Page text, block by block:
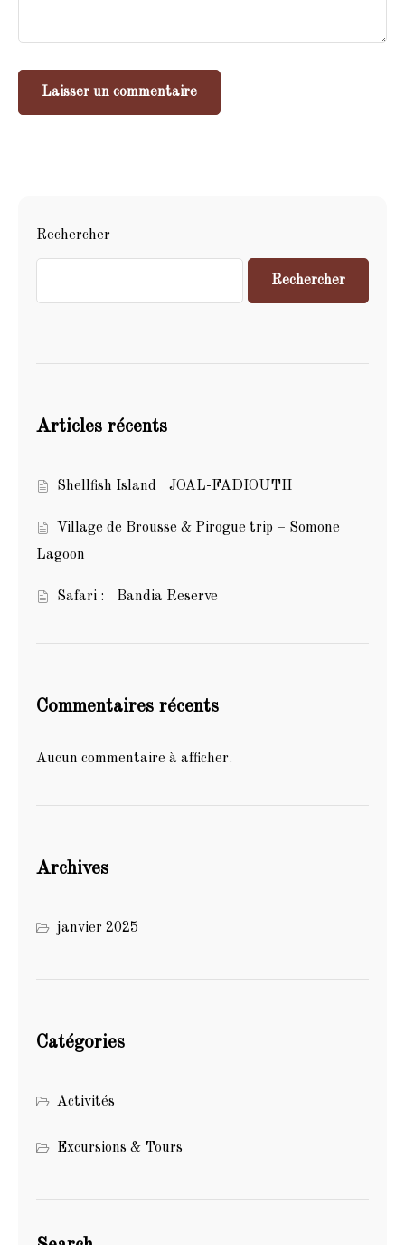
Rechercher
Rechercher
Articles récents
Shellfish Island JOAL-FADIOUTH
Village de Brousse & Pirogue trip – Somone
Lagoon
Safari : Bandia Reserve
Commentaires récents
Aucun commentaire à afficher.
Archives
janvier 2025
Catégories
Activités
Excursions & Tours